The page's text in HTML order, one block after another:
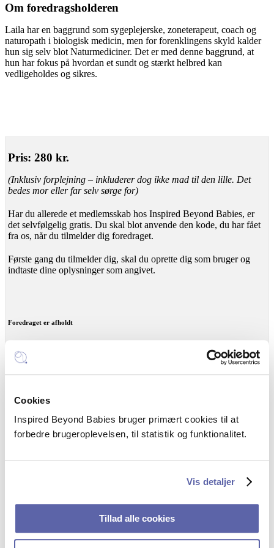
Cookies
Inspired Beyond Babies bruger primært cookies til at
forbedre brugeroplevelsen, til statistik og funktionalitet.
Vis detaljer
Tillad alle cookies
Om foredragsholderen
Laila har en baggrund som sygeplejerske, zoneterapeut, coach og
naturopath i biologisk medicin, men for forenklingens skyld kalder
hun sig selv blot Naturmediciner. Det er med denne baggrund, at
hun har fokus på hvordan et sundt og stærkt helbred kan
vedligeholdes og sikres.
Pris: 280 kr.
(Inklusiv forplejning – inkluderer dog ikke mad til den lille. Det
bedes mor eller far selv sørge for)
Har du allerede et medlemsskab hos Inspired Beyond Babies, er
det selvfølgelig gratis. Du skal blot anvende den kode, du har fået
fra os, når du tilmelder dig foredraget.
Første gang du tilmelder dig, skal du oprette dig som bruger og
indtaste dine oplysninger som angivet.
Foredraget er afholdt
Dato
Torsdag den 19. september 2019 kl. 10:00 – 13:00